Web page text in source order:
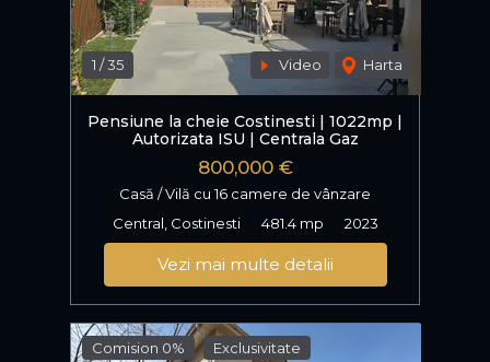
1 /35 Video Harta
Pensiune la cheie Costinesti | 1022mp |
Autorizata ISU | Centrala Gaz
800,000 €
Casă / Vilă cu 16 camere de vânzare
Central, Costinesti
481.4 mp 2023
Vezi mai multe detalii
Comision 0% Exclusivitate